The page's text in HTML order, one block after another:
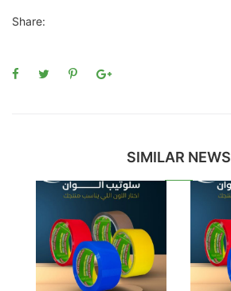
Share:
SIMILAR NEWS